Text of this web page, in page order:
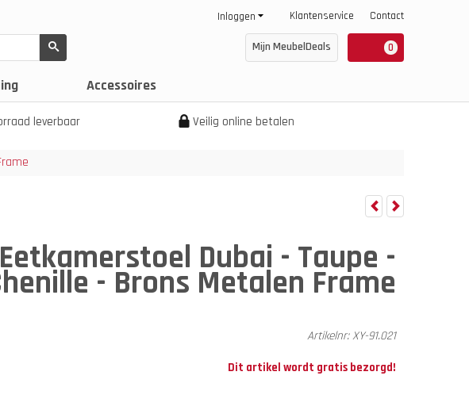
Klantenservice Contact
Inloggen
0
Mijn MeubelDeals
Accessoires
leverbaar Veilig online betalen
Eetkamerstoel Dubai - Taupe -
- Brons Metalen Frame
Artikelnr: XY-91.021
Dit artikel wordt gratis bezorgd!